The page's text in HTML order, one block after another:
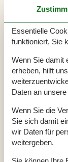
Baumaterial: Holz
Ferienhaus
88 m²
Haustiere Ja 2
Heizung,
Self-Service-
Strohdach
Waschmaschine
Wasser inkl.
Wäschetrockner
Draußen
Gartenmöbel
Grill
Essentielle
funktioniert, Sie
Wenn Sie damit
erheben, hilft
Daten an
Wenn Sie die
Sie sich damit
wir Daten für
weitergeben.